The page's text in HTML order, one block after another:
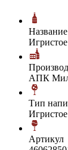
Название
АПК
Тип
Артикул